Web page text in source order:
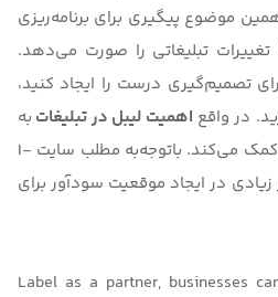
موضوع پیگیری برای برنامه‌ریزی
تبلیغاتی را صورت می‌دهد.
تصمیم‌گیری درست را ایجاد کنید،
در واقع اهمیت لیبل در تبلیغات به
می‌کند. باتوجه‌به مطلب سایت I-
زیادی در ایجاد موقعیت سودآور برای
Label as a partner, businesses